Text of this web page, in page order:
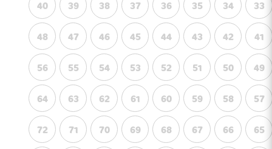
33
34
35
36
37
38
39
40
41
42
43
44
45
46
47
48
49
50
51
52
53
54
55
56
57
58
59
60
61
62
63
64
65
66
67
68
69
70
71
72